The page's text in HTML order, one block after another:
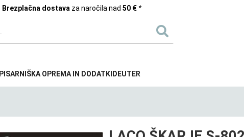
Brezplačna dostava za naročila nad 50 € *
PISARNIŠKA OPREMA IN DODATKI DEUTER